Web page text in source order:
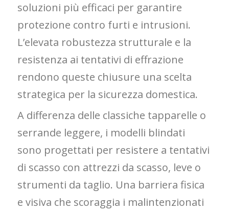
soluzioni più efficaci per garantire
protezione contro furti e intrusioni.
L’elevata robustezza strutturale e la
resistenza ai tentativi di effrazione
rendono queste chiusure una scelta
strategica per la sicurezza domestica.
A differenza delle classiche tapparelle o
serrande leggere, i modelli blindati
sono progettati per resistere a tentativi
di scasso con attrezzi da scasso, leve o
strumenti da taglio. Una barriera fisica
e visiva che scoraggia i malintenzionati